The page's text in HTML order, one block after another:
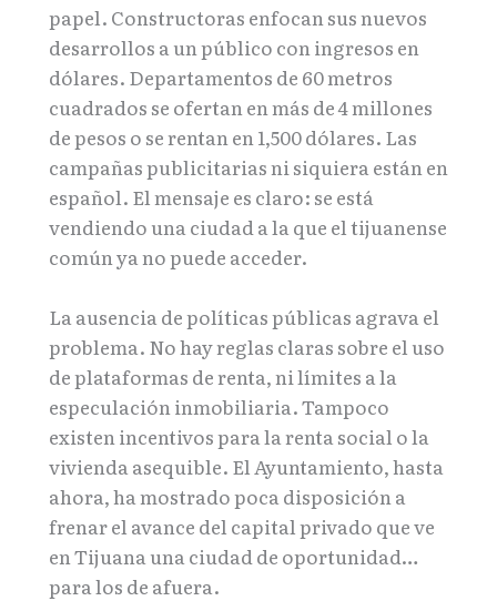
papel. Constructoras enfocan sus nuevos
desarrollos a un público con ingresos en
dólares. Departamentos de 60 metros
cuadrados se ofertan en más de 4 millones
de pesos o se rentan en 1,500 dólares. Las
campañas publicitarias ni siquiera están en
español. El mensaje es claro: se está
vendiendo una ciudad a la que el tijuanense
común ya no puede acceder.
La ausencia de políticas públicas agrava el
problema. No hay reglas claras sobre el uso
de plataformas de renta, ni límites a la
especulación inmobiliaria. Tampoco
existen incentivos para la renta social o la
vivienda asequible. El Ayuntamiento, hasta
ahora, ha mostrado poca disposición a
frenar el avance del capital privado que ve
en Tijuana una ciudad de oportunidad…
para los de afuera.